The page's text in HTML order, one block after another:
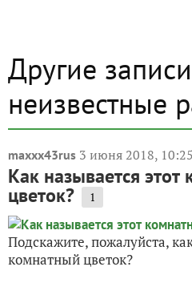
Другие
неизвестные
maxxx43rus 3 июня 2018, 10:25
Как называется
цветок? 1
Подскажите, пожалуйста,
комнатный цветок?